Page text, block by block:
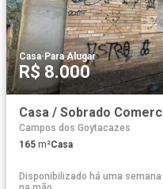
Casa· Para Alugar
R$ 8.000
Campos dos Goytacazes
165 m²Casa
Disponibilizado há uma semana